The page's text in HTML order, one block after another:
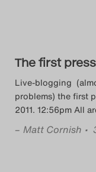
The first
Live-blogging
problems) the first
2011. 12:56pm All
– Matt Cornish •